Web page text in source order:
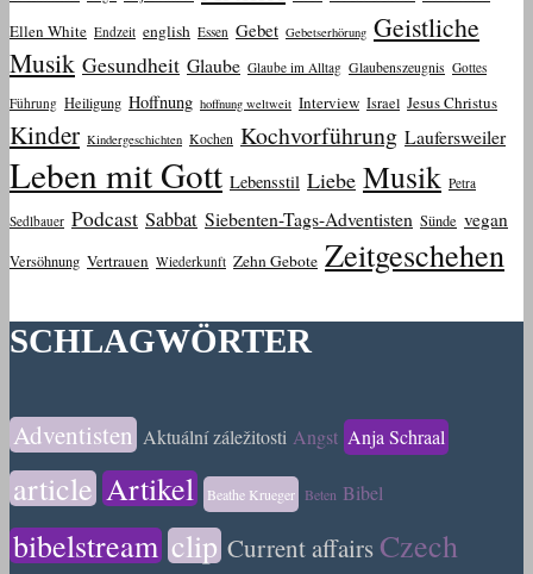
Ellen White Endzeit english Essen Gebet Gebetserhörung Geistliche
Musik Gesundheit Glaube Glaube im Alltag Glaubenszeugnis Gottes
Führung Heiligung Hoffnung hoffnung weltweit Interview Israel Jesus Christus
Kinder Kindergeschichten Kochen Kochvorführung Laufersweiler
Leben mit Gott Lebensstil Liebe Musik Petra
Sedlbauer Podcast Sabbat Siebenten-Tags-Adventisten Sünde vegan
Versöhnung Vertrauen Wiederkunft Zehn Gebote Zeitgeschehen
SCHLAGWÖRTER
Adventisten Aktuální záležitosti Angst Anja Schraal
article Artikel Beathe Krueger Beten Bibel
bibelstream clip Current affairs Czech